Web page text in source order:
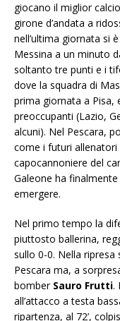
giocano il miglior
girone d’andata a
nell’ultima giornata si
Messina a un minuto
soltanto tre punti e i
dove la squadra di
prima giornata a Pisa,
preoccupanti (Lazio,
alcuni). Nel Pescara,
come i futuri allenatori
capocannoniere del
Galeone ha
emergere.
Nel primo tempo la
piuttosto ballerina,
sullo 0-0. Nella ripresa
Pescara ma, a
bomber Sauro Frutti.
all’attacco a testa
ripartenza, al 72’,